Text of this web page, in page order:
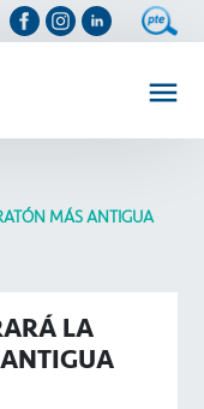
MÁS ANTIGUA
LA